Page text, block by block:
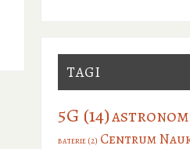
TAGI
5G (14)
baterie(2) Centrum